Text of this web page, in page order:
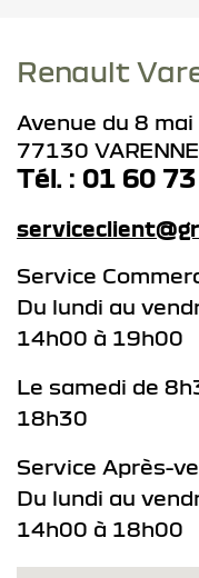
Renault
Avenue du 8
77130
Tél. : 01 60
Service
Du lundi au
14h00 à 19h00
Le samedi de
18h30
Service Après-
Du lundi au
14h00 à 18h00